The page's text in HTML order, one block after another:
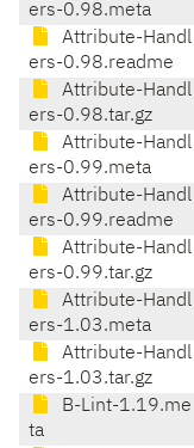
ers-0.98.meta
Attribute-Handl
ers-0.98.readme
Attribute-Handl
ers-0.98.tar.gz
Attribute-Handl
ers-0.99.meta
Attribute-Handl
ers-0.99.readme
Attribute-Handl
ers-0.99.tar.gz
Attribute-Handl
ers-1.03.meta
Attribute-Handl
ers-1.03.tar.gz
B-Lint-1.19.me
ta